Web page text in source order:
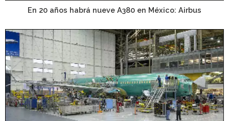
En 20 años habrá nueve A380 en México: Airbus